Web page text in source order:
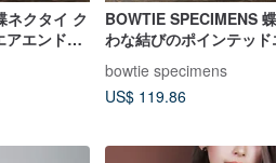
ネクタイ ク
アエンド形
BOWTIE SPECIMENS
わな結びのポインテッ
ェック柄
bowtie specimens
US$ 119.86